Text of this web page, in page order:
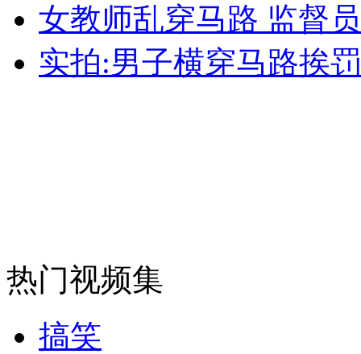
安徽一实载49人客车翻车
女教师乱穿马路 监督
实拍:男子横穿马路挨
热门视频集
搞笑